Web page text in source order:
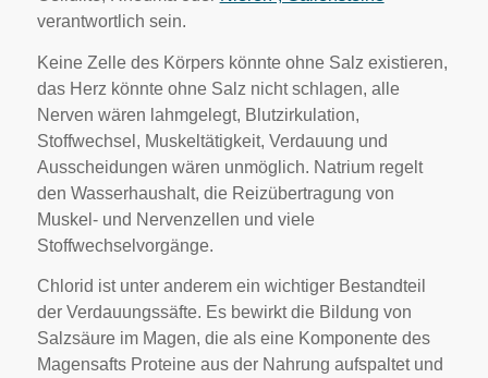
verantwortlich sein.
Keine Zelle des Körpers könnte ohne Salz existieren,
das Herz könnte ohne Salz nicht schlagen, alle
Nerven wären lahmgelegt, Blutzirkulation,
Stoffwechsel, Muskeltätigkeit, Verdauung und
Ausscheidungen wären unmöglich. Natrium regelt
den Wasserhaushalt, die Reizübertragung von
Muskel- und Nervenzellen und viele
Stoffwechselvorgänge.
Chlorid ist unter anderem ein wichtiger Bestandteil
der Verdauungssäfte. Es bewirkt die Bildung von
Salzsäure im Magen, die als eine Komponente des
Magensafts Proteine aus der Nahrung aufspaltet und